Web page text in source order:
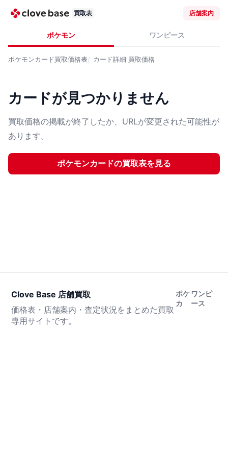
買取表 店舗案内
ポケモン ワンピース
ポケモンカード買取価格表 カード詳細 買取価格
カードが見つかりません
買取価格の掲載が終了したか、URLが変更された可能性が
あります。
ポケモンカードの買取表を見る
Clove Base 店舗買取
価格表・店舗案内・査定状況をまとめた買取
専用サイトです。
ポケ
カ
ワンピ
ース